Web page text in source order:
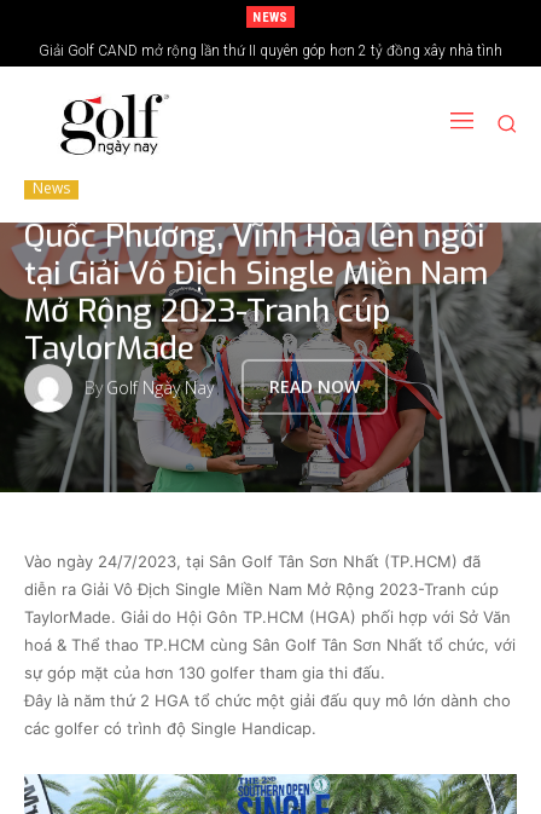
NEWS
Giải Golf CAND mở rộng lần thứ II quyên góp hơn 2 tỷ đồng xây nhà tình
nghĩa vùng biên giới
24H Group tổ chức giải golf kỷ niệm 15 năm thành lập
News
Quốc Phương, Vĩnh Hòa lên ngôi
tại Giải Vô Địch Single Miền Nam
Mở Rộng 2023-Tranh cúp
TaylorMade
By Golf Ngày Nay READ NOW
Vào ngày 24/7/2023, tại Sân Golf Tân Sơn Nhất (TP.HCM) đã
diễn ra Giải Vô Địch Single Miền Nam Mở Rộng 2023-Tranh cúp
TaylorMade. Giải do Hội Gôn TP.HCM (HGA) phối hợp với Sở Văn
hoá & Thể thao TP.HCM cùng Sân Golf Tân Sơn Nhất tổ chức, với
sự góp mặt của hơn 130 golfer tham gia thi đấu.
Đây là năm thứ 2 HGA tổ chức một giải đấu quy mô lớn dành cho
các golfer có trình độ Single Handicap.